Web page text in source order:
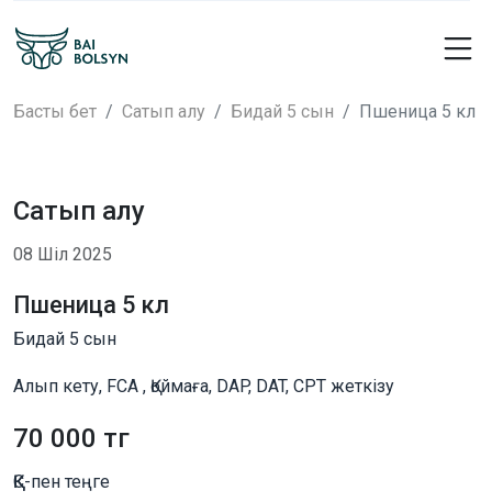
Басты бет Сатып алу Бидай 5 сын Пшеница 5 кл
Сатып алу
08 Шіл 2025
Пшеница 5 кл
Бидай 5 сын
Алып кету, FCA , Қоймаға, DAP, DAT, CPT жеткізу
70 000 тг
ҚҚС-пен теңге